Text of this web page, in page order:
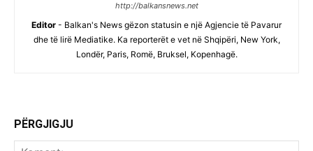
http://balkansnews.net
Editor - Balkan's News gëzon statusin e një Agjencie të Pavarur
dhe të lirë Mediatike. Ka reporterët e vet në Shqipëri, New York,
Londër, Paris, Romë, Bruksel, Kopenhagë.
PËRGJIGJU